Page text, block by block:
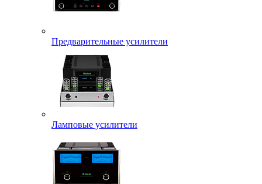
Предварительные усилители
Ламповые усилители